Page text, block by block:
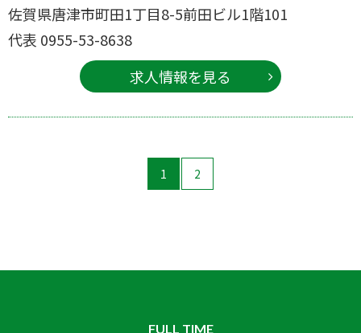
佐賀県唐津市町田1丁目8-5前田ビル1階101
代表 0955-53-8638
求人情報を見る
1 2
FULL TIME